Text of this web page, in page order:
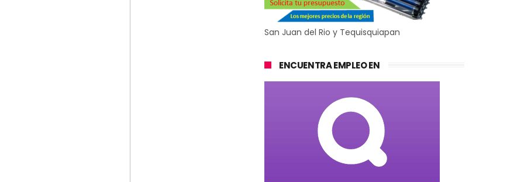
San Juan del Rio y Tequisquiapan
ENCUENTRA EMPLEO EN